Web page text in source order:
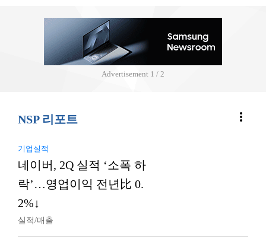
Advertisement 2 / 2
NSP 리포트 more_vert
기업실적
네이버, 2Q 실적 ‘소폭 하
락’…영업이익 전년比 0.
2%↓
실적/매출